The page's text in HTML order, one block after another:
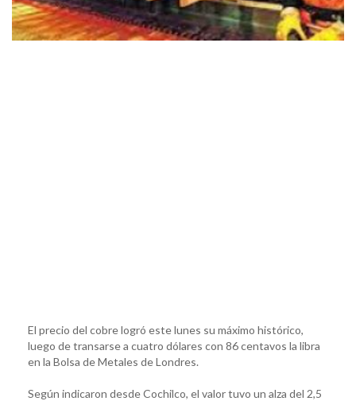
El precio del cobre logró este lunes su máximo histórico,
luego de transarse a cuatro dólares con 86 centavos la libra
en la Bolsa de Metales de Londres.
Según indicaron desde Cochilco, el valor tuvo un alza del 2,5